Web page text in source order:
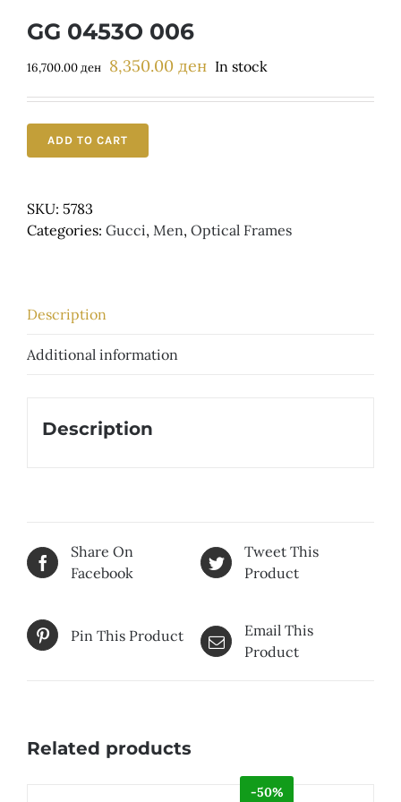
GG 0453O 006
16,700.00ден Original
16,700.00 ден.
8,350.00 денCurrent
In stock
ADD TO CART
SKU: 5783
Categories: Gucci, Men, Optical Frames
Description
Additional information
Description
Share On
Facebook
Tweet This
Product
Pin This Product
Email This
Product
Related products
-50%